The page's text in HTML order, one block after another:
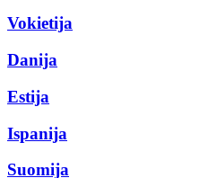
Vokietija
Danija
Estija
Ispanija
Suomija